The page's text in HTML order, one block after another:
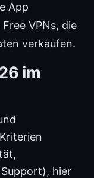
App
VPNs, die
verkaufen.
im
hier